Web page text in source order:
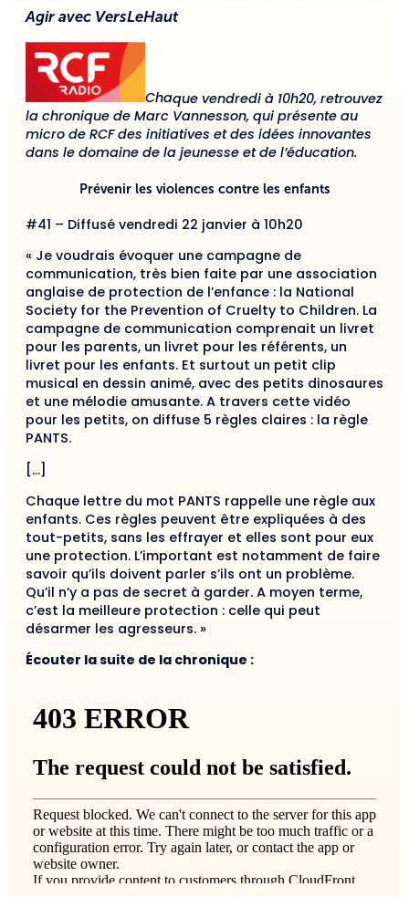
Agir avec VersLeHaut
Chaque vendredi à 10h20, retrouvez
la chronique de Marc Vannesson, qui présente au
micro de RCF des initiatives et des idées innovantes
dans le domaine de la jeunesse et de l’éducation.
Prévenir les violences contre les enfants
#41 – Diffusé vendredi 22 janvier à 10h20
« Je voudrais évoquer une campagne de
communication, très bien faite par une association
anglaise de protection de l’enfance : la National
Society for the Prevention of Cruelty to Children. La
campagne de communication comprenait un livret
pour les parents, un livret pour les référents, un
livret pour les enfants. Et surtout un petit clip
musical en dessin animé, avec des petits dinosaures
et une mélodie amusante. A travers cette vidéo
pour les petits, on diffuse 5 règles claires : la règle
PANTS.
[…]
Chaque lettre du mot PANTS rappelle une règle aux
enfants. Ces règles peuvent être expliquées à des
tout-petits, sans les effrayer et elles sont pour eux
une protection. L’important est notamment de faire
savoir qu’ils doivent parler s’ils ont un problème.
Qu’il n’y a pas de secret à garder. A moyen terme,
c’est la meilleure protection : celle qui peut
désarmer les agresseurs. »
Écouter la suite de la chronique :